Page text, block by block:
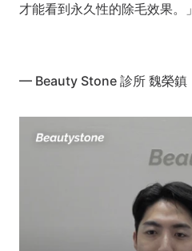
才能看到永久性的除毛效果。」
— Beauty Stone 診所 魏榮鎮